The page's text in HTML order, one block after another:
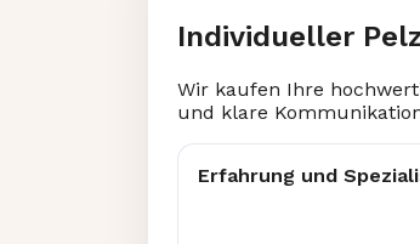
Individueller
Wir kaufen Ihre
und klare
Erfahrung und